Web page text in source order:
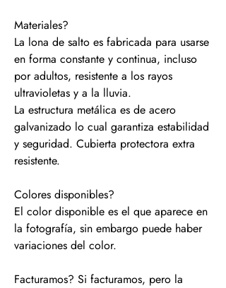
Materiales?
La lona de salto es fabricada para usarse
en forma constante y continua, incluso
por adultos, resistente a los rayos
ultravioletas y a la lluvia.
La estructura metálica es de acero
galvanizado lo cual garantiza estabilidad
y seguridad. Cubierta protectora extra
resistente.
Colores disponibles?
El color disponible es el que aparece en
la fotografía, sin embargo puede haber
variaciones del color.
Facturamos? Si facturamos, pero la